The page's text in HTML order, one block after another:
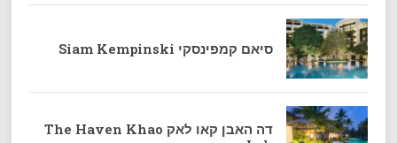
סיאם קמפינסקי Siam Kempinski
דה האבן קאו לאק The Haven Khao